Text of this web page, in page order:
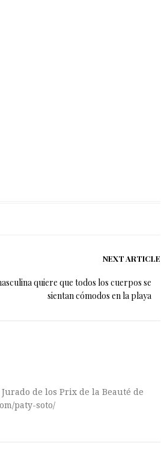
NEXT ARTICLE
quiere que todos los cuerpos se
sientan cómodos en la playa
de los Prix de la Beauté de
paty-soto/